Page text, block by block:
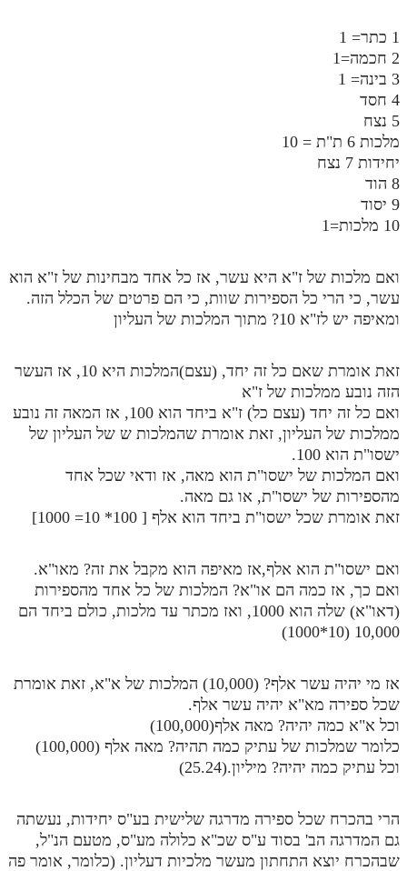
1 כתר= 1
2 חכמה=1
3 בינה= 1
4 חסד
5 נצח
מלכות 6 ת"ת = 10
יחידות 7 נצח
8 הוד
9 יסוד
10 מלכות=1
ואם מלכות של ז"א היא עשר, אז כל אחד מבחינות של ז"א הוא
עשר, כי הרי כל הספירות שוות, כי הם פרטים של הכלל הזה.
ומאיפה יש לז"א 10? מתוך המלכות של העליון
זאת אומרת שאם כל זה יחד, (עצם)המלכות היא 10, אז העשר
הזה נובע ממלכות של ז"א
ואם כל זה יחד (עצם כל) ז"א ביחד הוא 100, אז המאה זה נובע
ממלכות של העליון, זאת אומרת שהמלכות ש של העליון של
ישסו"ת הוא 100.
ואם המלכות של ישסו"ת הוא מאה, אז ודאי שכל אחד
מהספירות של ישסו"ת, או גם מאה.
זאת אומרת שכל ישסו"ת ביחד הוא אלף [ 100* 10= 1000]
ואם ישסו"ת הוא אלף,אז מאיפה הוא מקבל את זה? מאו"א.
ואם כך, אז כמה הם או"א? המלכות של כל אחד מהספירות
(דאו"א) שלה הוא 1000, ואז מכתר עד מלכות, כולם ביחד הם
10,000 (10*1000)
אז מי יהיה עשר אלף? (10,000) המלכות של א"א, זאת אומרת
שכל ספירה מא"א יהיה עשר אלף.
וכל א"א כמה יהיה? מאה אלף(100,000)
כלומר שמלכות של עתיק כמה תהיה? מאה אלף (100,000)
וכל עתיק כמה יהיה? מיליון.(25.24)
הרי בהכרח שכל ספירה מדרגה שלישית בע"ס יחידות, נעשתה
גם המדרגה הב' בסוד ע"ס שכ"א כלולה מע"ס, מטעם הנ"ל,
שבהכרח יוצא התחתון מעשר מלכיות דעליון. (כלומר, אומר פה